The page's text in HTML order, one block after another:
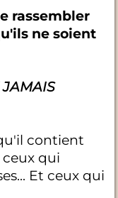
rassembler
ne soient
contient
qui
Et ceux qui